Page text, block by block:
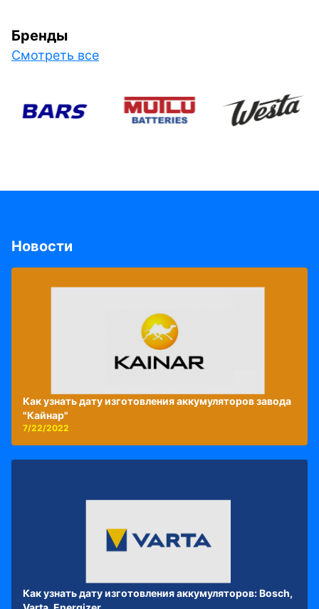
Бренды
Смотреть все
Новости
Как узнать дату изготовления аккумуляторов завода
"Кайнар"
7/22/2022
Как узнать дату изготовления аккумуляторов: Bosch,